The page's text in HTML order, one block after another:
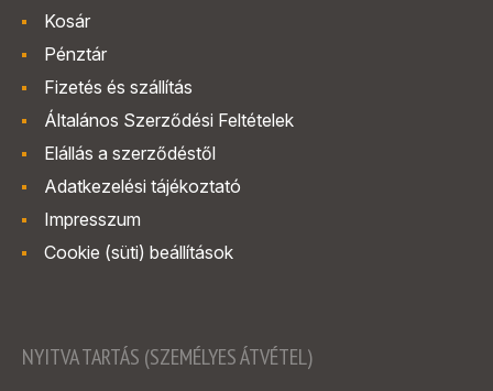
Kosár
Pénztár
Fizetés és szállítás
Általános Szerződési Feltételek
Elállás a szerződéstől
Adatkezelési tájékoztató
Impresszum
Cookie (süti) beállítások
NYITVA TARTÁS (SZEMÉLYES ÁTVÉTEL)